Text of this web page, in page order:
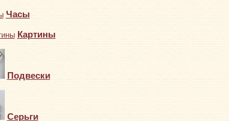
Часы
Картины
Подвески
Серьги